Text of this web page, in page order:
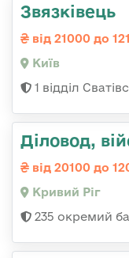
Звязківець
від 21000 до
Київ
1 відділ
Діловод,
від 20100 до
Кривий Ріг
235 окремий